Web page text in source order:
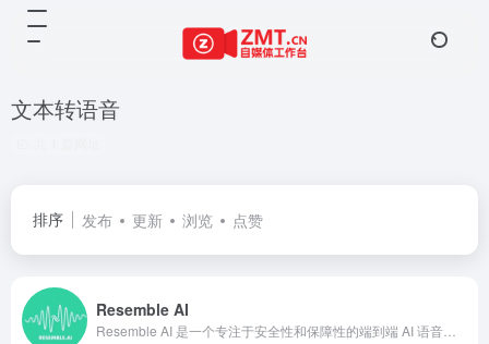
文本转语音
排序 发布 更新 浏览 点赞
Resemble AI